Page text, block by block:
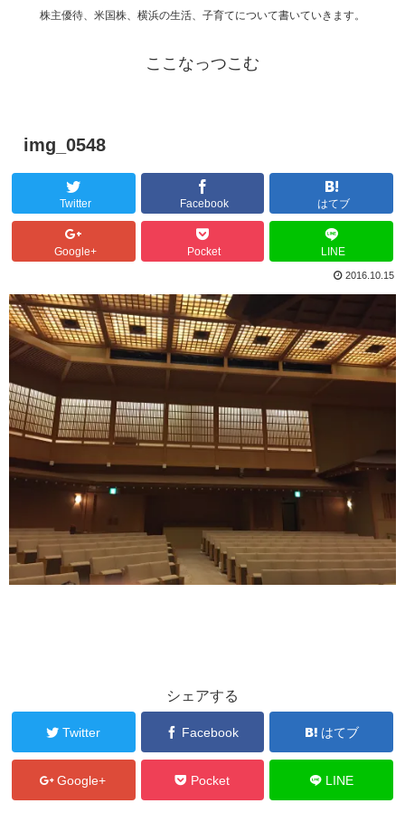
株主優待、米国株、横浜の生活、子育てについて書いていきます。
ここなっつこむ
img_0548
Twitter Facebook はてブ
Google+ Pocket LINE
2016.10.15
シェアする
Twitter Facebook はてブ
Google+ Pocket LINE